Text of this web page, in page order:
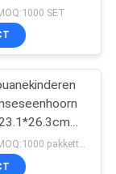
SET
te
Negotiated MOQ:1000 pakketten